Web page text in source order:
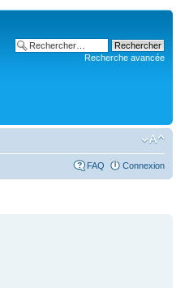
Recherche avancée
FAQ Connexion